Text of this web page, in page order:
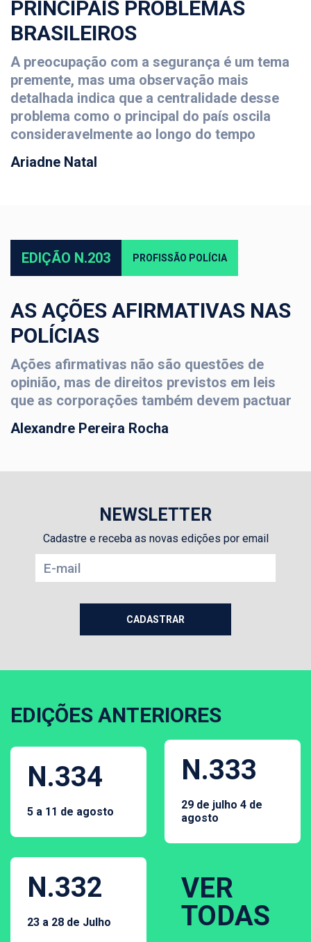
PRINCIPAIS PROBLEMAS
BRASILEIROS
A preocupação com a segurança é um tema
premente, mas uma observação mais
detalhada indica que a centralidade desse
problema como o principal do país oscila
consideravelmente ao longo do tempo
Ariadne Natal
EDIÇÃO N.203 PROFISSÃO POLÍCIA
AS AÇÕES AFIRMATIVAS NAS
POLÍCIAS
Ações afirmativas não são questões de
opinião, mas de direitos previstos em leis
que as corporações também devem pactuar
Alexandre Pereira Rocha
NEWSLETTER
Cadastre e receba as novas edições por email
EDIÇÕES ANTERIORES
N.334
5 a 11 de agosto
N.333
29 de julho 4 de
agosto
N.332
23 a 28 de Julho
VER
TODAS